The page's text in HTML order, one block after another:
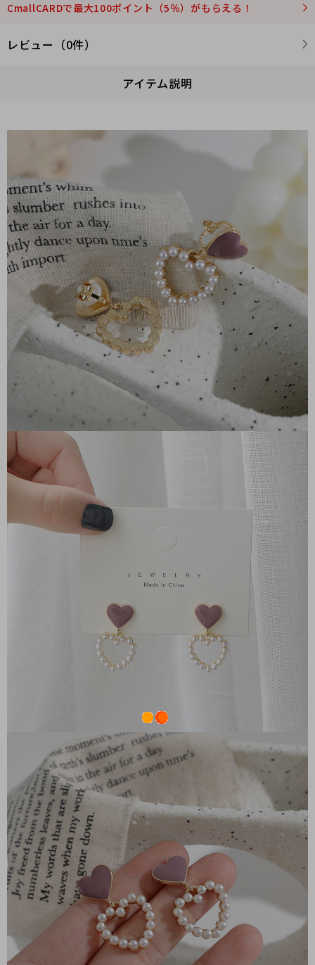
CmallCARDで最大100ポイント（5％）がもらえる！
レビュー（0件）
アイテム説明